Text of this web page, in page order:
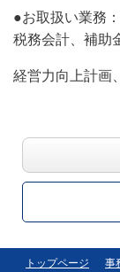
●お取扱い業務：
税務会計、補助
経営力向上計画
トップページ 事